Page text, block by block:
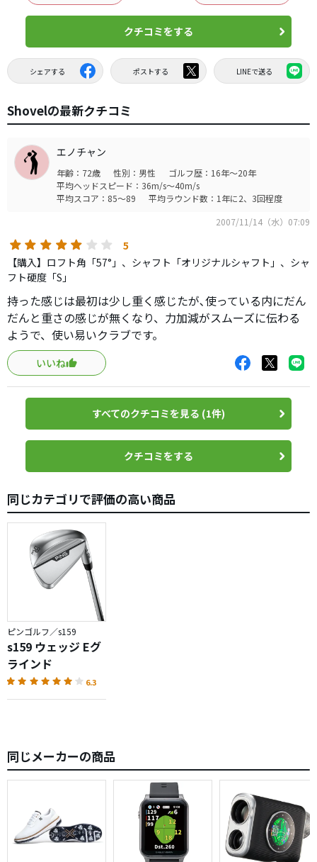
クチコミをする
シェアする ポストする LINEで送る
Shovelの最新クチコミ
エノチャン
年齢：72歳 性別：男性
ゴルフ歴：16年～20年
平均ヘッドスピード：36m/s～40m/s
平均スコア：85～89
平均ラウンド数：1年に2、3回程度
2007/11/14（水）07:09
5
【購入】ロフト角「57°」、シャフト「オリジナルシャフト」、シャ
フト硬度「S」
持った感じは最初は少し重く感じたが､使っている内にだん
だんと重さの感じが無くなり、力加減がスムーズに伝わる
ようで、使い易いクラブです。
いいね
すべてのクチコミを見る (1件)
クチコミをする
同じカテゴリで評価の高い商品
ピンゴルフ／s159
s159 ウェッジ Eグ
ラインド
6.3
同じメーカーの商品